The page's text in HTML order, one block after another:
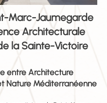
Marc-Jaumegarde
Architecturale
la Sainte-Victoire
entre Architecture
Nature Méditerranéenne